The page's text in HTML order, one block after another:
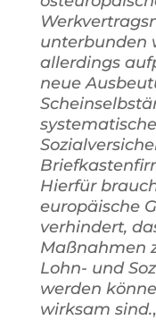
unterbunden
allerdings
neue
Hierfür
europäische
verhindert,
Maßnahmen
Lohn- und
werden
wirksam sind.